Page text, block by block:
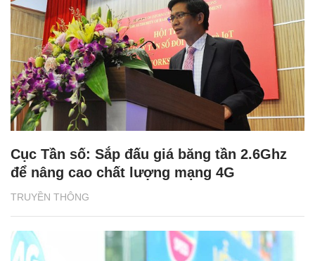
TRUYỀN THÔNG
Cục Tần số: Sắp đấu giá băng tần 2.6Ghz
để nâng cao chất lượng mạng 4G